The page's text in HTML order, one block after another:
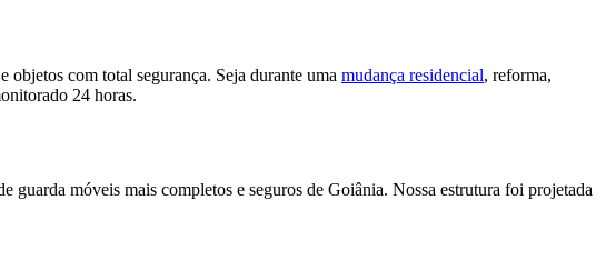
objetos com total segurança. Seja durante uma mudança residencial, reforma,
24 horas.
guarda móveis mais completos e seguros de Goiânia. Nossa estrutura foi projetada